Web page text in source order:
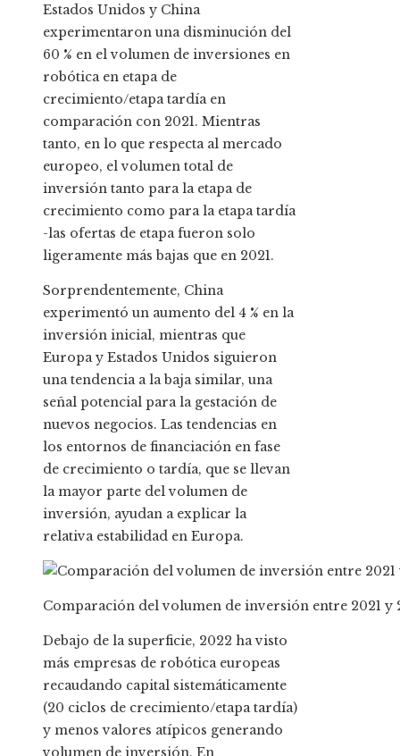
Estados Unidos y China
experimentaron una disminución del
60 % en el volumen de inversiones en
robótica en etapa de
crecimiento/etapa tardía en
comparación con 2021. Mientras
tanto, en lo que respecta al mercado
europeo, el volumen total de
inversión tanto para la etapa de
crecimiento como para la etapa tardía
-las ofertas de etapa fueron solo
ligeramente más bajas que en 2021.
Sorprendentemente, China
experimentó un aumento del 4 % en la
inversión inicial, mientras que
Europa y Estados Unidos siguieron
una tendencia a la baja similar, una
señal potencial para la gestación de
nuevos negocios. Las tendencias en
los entornos de financiación en fase
de crecimiento o tardía, que se llevan
la mayor parte del volumen de
inversión, ayudan a explicar la
relativa estabilidad en Europa.
Comparación del volumen de inversión entre 2021 y
Debajo de la superficie, 2022 ha visto
más empresas de robótica europeas
recaudando capital sistemáticamente
(20 ciclos de crecimiento/etapa tardía)
y menos valores atípicos generando
volumen de inversión. En